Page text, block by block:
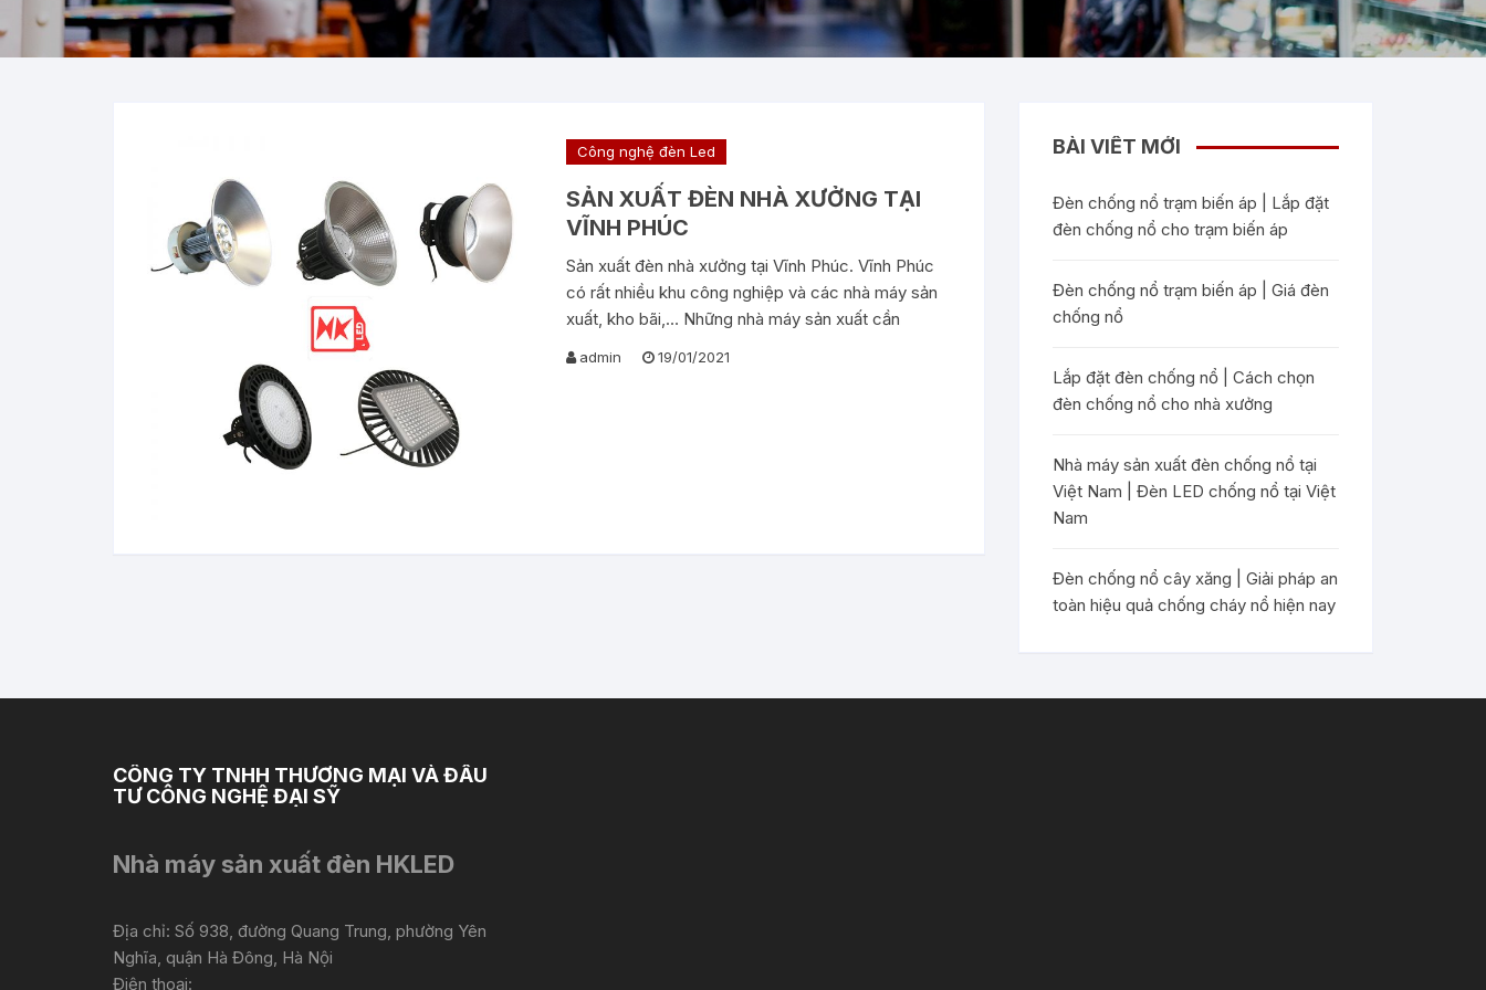
Công nghệ đèn Led
SẢN XUẤT ĐÈN NHÀ XƯỞNG TẠI
VĨNH PHÚC
Sản xuất đèn nhà xưởng tại Vĩnh Phúc. Vĩnh Phúc
có rất nhiều khu công nghiệp và các nhà máy sản
xuất, kho bãi,… Những nhà máy sản xuất cần
admin 19/01/2021
BÀI VIẾT MỚI
Đèn chống nổ trạm biến áp | Lắp đặt
đèn chống nổ cho trạm biến áp
Đèn chống nổ trạm biến áp | Giá đèn
chống nổ
Lắp đặt đèn chống nổ | Cách chọn
đèn chống nổ cho nhà xưởng
Nhà máy sản xuất đèn chống nổ tại
Việt Nam | Đèn LED chống nổ tại Việt
Nam
Đèn chống nổ cây xăng | Giải pháp an
toàn hiệu quả chống cháy nổ hiện nay
CÔNG TY TNHH THƯƠNG MẠI VÀ ĐẦU
TƯ CÔNG NGHỆ ĐẠI SỸ
Nhà máy sản xuất đèn HKLED
Địa chỉ: Số 938, đường Quang Trung, phường Yên
Nghĩa, quận Hà Đông, Hà Nội
Điện thoại: